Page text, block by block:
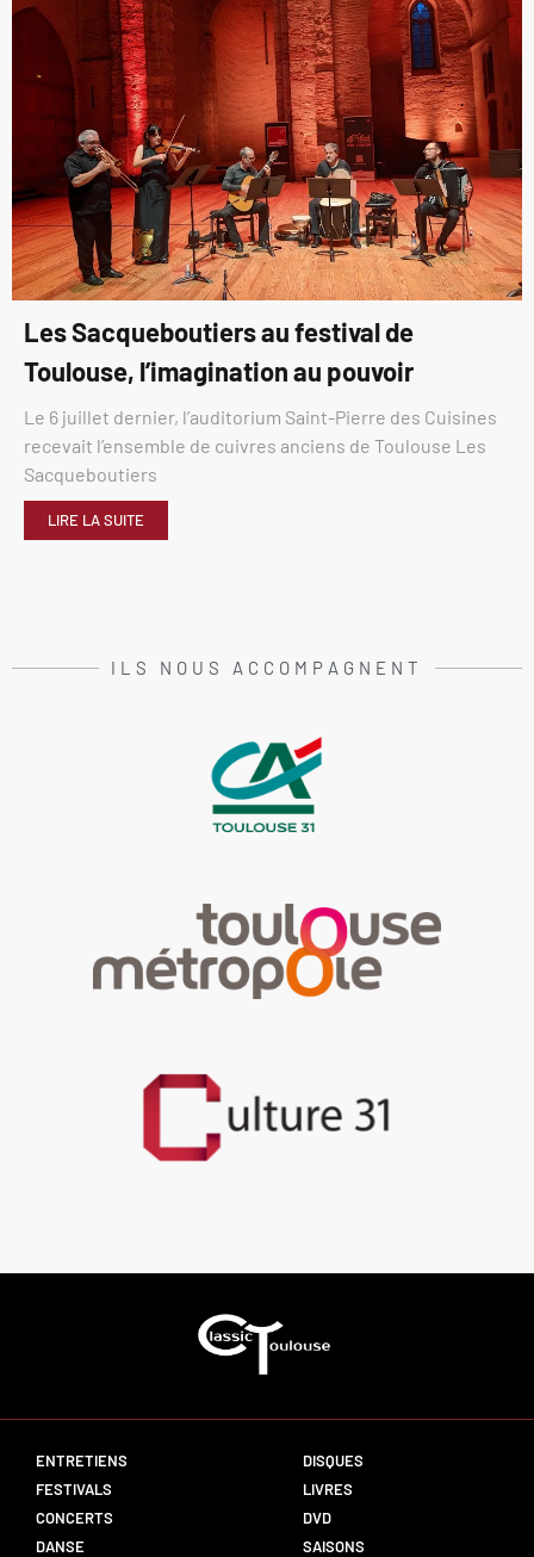
Les Sacqueboutiers au festival de
Toulouse, l’imagination au pouvoir
Le 6 juillet dernier, l’auditorium Saint-Pierre des Cuisines
recevait l’ensemble de cuivres anciens de Toulouse Les
Sacqueboutiers
LIRE LA SUITE
ILS NOUS ACCOMPAGNENT
ENTRETIENS
FESTIVALS
CONCERTS
DANSE
DISQUES
LIVRES
DVD
SAISONS